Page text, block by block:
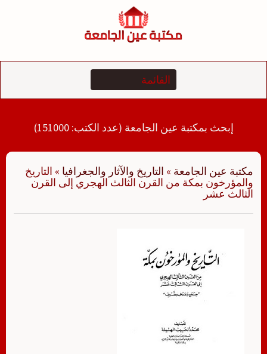
إبحث بمكتبة عين الجامعة (عدد الكتب: 151000)
مكتبة عين الجامعة » التاريخ والآثار والجغرافيا » التاريخ
والمؤرخون بمكة من القرن الثالث الهجري إلى القرن
الثالث عشر